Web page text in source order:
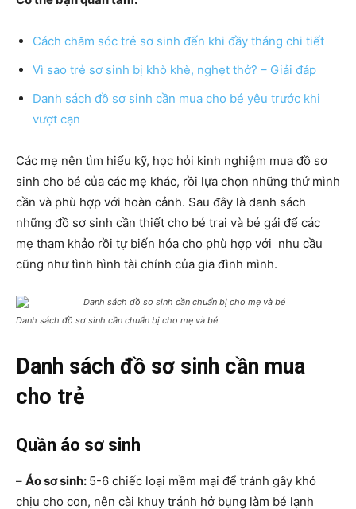
Cách chăm sóc trẻ sơ sinh đến khi đầy tháng chi tiết
Vì sao trẻ sơ sinh bị khò khè, nghẹt thở? – Giải đáp
Danh sách đồ sơ sinh cần mua cho bé yêu trước khi
vượt cạn
Các mẹ nên tìm hiểu kỹ, học hỏi kinh nghiệm mua đồ sơ
sinh cho bé của các mẹ khác, rồi lựa chọn những thứ mình
cần và phù hợp với hoàn cảnh. Sau đây là danh sách
những đồ sơ sinh cần thiết cho bé trai và bé gái để các
mẹ tham khảo rồi tự biến hóa cho phù hợp với nhu cầu
cũng như tình hình tài chính của gia đình mình.
Danh sách đồ sơ sinh cần chuẩn bị cho mẹ và bé
Danh sách đồ sơ sinh cần mua
cho trẻ
Quần áo sơ sinh
– Áo sơ sinh: 5-6 chiếc loại mềm mại để tránh gây khó
chịu cho con, nên cài khuy tránh hở bụng làm bé lạnh